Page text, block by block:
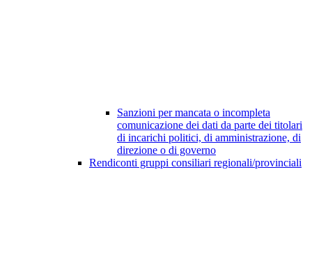
Sanzioni per mancata o incompleta
comunicazione dei dati da parte dei titolari
di incarichi politici, di amministrazione, di
direzione o di governo
Rendiconti gruppi consiliari regionali/provinciali